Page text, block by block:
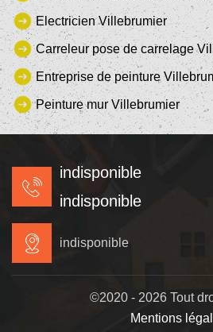
Electricien Villebrumier
Carreleur pose de carrelage
Entreprise de peinture
Peinture mur Villebrumier
indisponible
indisponible
indisponible
©2020 - 2026 Tout
Mentions